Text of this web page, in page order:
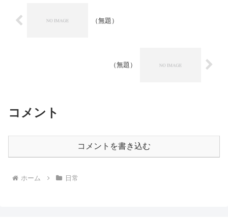
（無題）
（無題）
コメント
コメントを書き込む
ホーム 日常